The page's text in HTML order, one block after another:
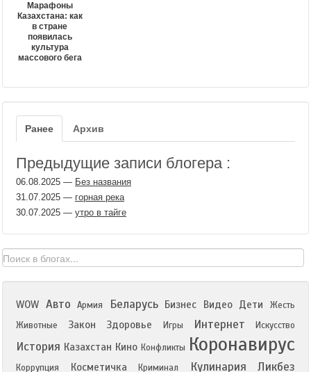
Марафоны
Казахстана: как
в стране
появилась
культура
массового бега
Ранее Архив
Предыдущие записи блогера :
06.08.2025 — Без названия
31.07.2025 — горная река
30.07.2025 — утро в тайге
WOW Авто Армия Беларусь Бизнес Видео Дети
Жесть
Животные
Закон Здоровье Игры Интернет Искусство
История Казахстан Кино Конфликты Коронавирус
Коррупция Косметичка Криминал Кулинария Ликбез